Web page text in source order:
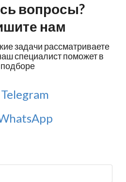
вопросы?
нам
задачи рассматриваете
специалист поможет в
подборе
Telegram